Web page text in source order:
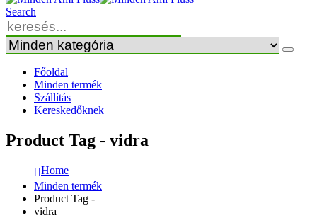
Search
Főoldal
Minden termék
Szállítás
Kereskedőknek
Product Tag - vidra
Home
Minden termék
Product Tag -
vidra